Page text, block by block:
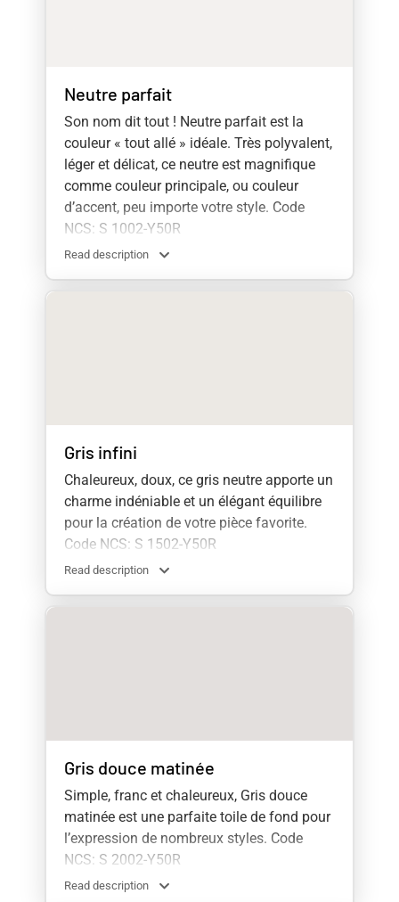
Neutre parfait
Son nom dit tout ! Neutre parfait est la
couleur « tout allé » idéale. Très polyvalent,
léger et délicat, ce neutre est magnifique
comme couleur principale, ou couleur
d’accent, peu importe votre style. Code
NCS: S 1002-Y50R
Read description
Gris infini
Chaleureux, doux, ce gris neutre apporte un
charme indéniable et un élégant équilibre
pour la création de votre pièce favorite.
Code NCS: S 1502-Y50R
Read description
Gris douce matinée
Simple, franc et chaleureux, Gris douce
matinée est une parfaite toile de fond pour
l’expression de nombreux styles. Code
NCS: S 2002-Y50R
Read description